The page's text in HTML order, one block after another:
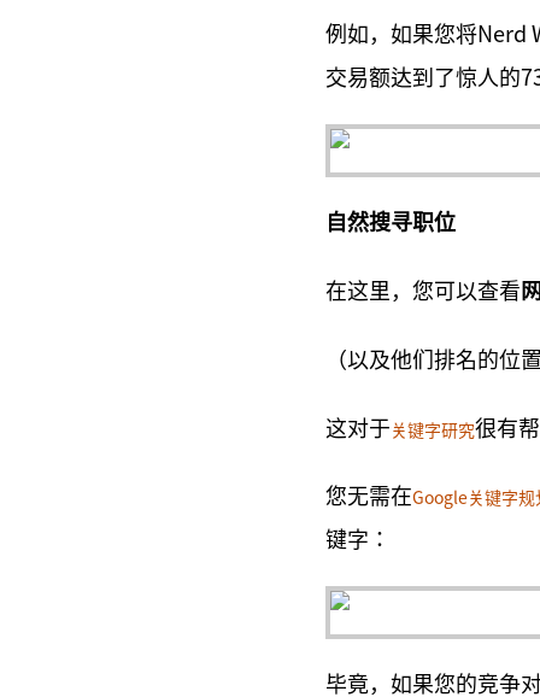
例如，如果您将Nerd
交易额达到了惊人的
自然搜寻职位
在这里，您可以查看
（以及他们排名的位
这对于 关键字研究很有
您无需在Google关键字规
键字：
毕竟，如果您的竞争